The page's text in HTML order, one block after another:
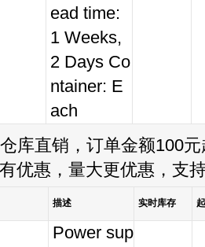
ead time:
1 Weeks,
2 Days Co
ntainer: E
ach
库直销，订单金额100元
优惠，量大更优惠，支
描述 实时库存
Power sup